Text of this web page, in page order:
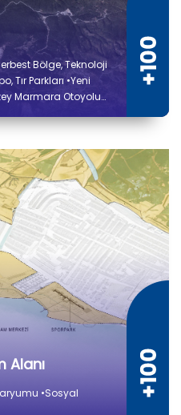
Bölge, Teknoloji
Tır Parkları •Yeni
Marmara Otoyolu
Bakanlığı İş
Alanı
•Sosyal